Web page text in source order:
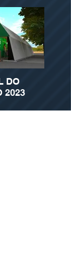
DO
2023